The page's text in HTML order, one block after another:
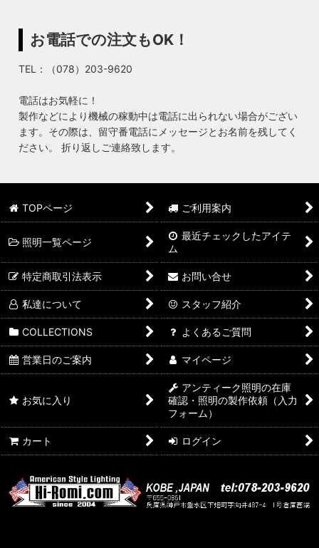
お電話での注文もOK！
TEL：（078）203-9620
電話はお気軽に！
製作などにより機械の稼動中は電話に出られない場合がござい
ます。その際は、留守番電話にメッセージとお名前を残してく
ださい。 折り返しご連絡致します。
TOPページ ご利用案内
照明一覧ページ
最近チェックしたアイテ
ム
特定商取引法表示 お問い合せ
私達について スタッフ紹介
COLLECTIONS よくあるご質問
営業日のご案内 マイページ
お気に入り
アンティーク照明の在庫
確認・照明の製作依頼（入力
フォーム）
カート ログイン